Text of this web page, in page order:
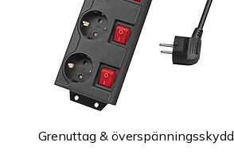
Grenuttag & överspänningsskydd